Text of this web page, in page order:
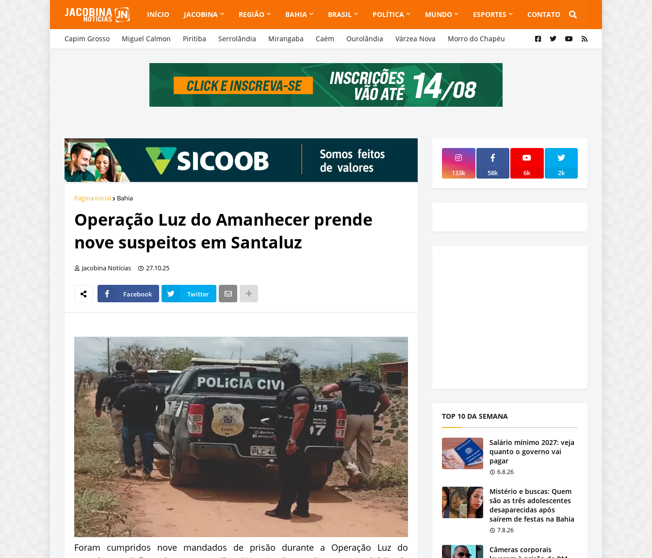
INÍCIO JACOBINA REGIÃO BAHIA BRASIL POLÍTICA MUNDO ESPORTES CONTATO
Capim Grosso Miguel Calmon Piritiba Serrolândia Mirangaba Caém Ourolândia Várzea Nova Morro do Chapéu
Página inicial Bahia
Operação Luz do Amanhecer prende
nove suspeitos em Santaluz
Jacobina Notícias 27.10.25
Facebook Twitter
Foram cumpridos nove mandados de prisão durante a Operação Luz do
133k 58k 6k 2k
TOP 10 DA SEMANA
Salário mínimo 2027: veja
quanto o governo vai
pagar
6.8.26
Mistério e buscas: Quem
são as três adolescentes
desaparecidas após
saírem de festas na Bahia
7.8.26
Câmeras corporais